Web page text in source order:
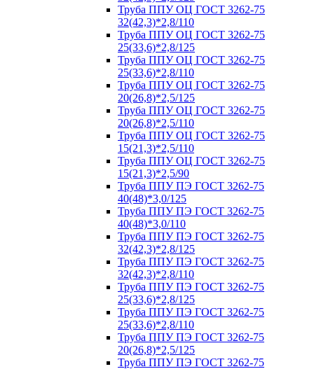
Труба ППУ ОЦ ГОСТ 3262-75
32(42,3)*2,8/110
Труба ППУ ОЦ ГОСТ 3262-75
25(33,6)*2,8/125
Труба ППУ ОЦ ГОСТ 3262-75
25(33,6)*2,8/110
Труба ППУ ОЦ ГОСТ 3262-75
20(26,8)*2,5/125
Труба ППУ ОЦ ГОСТ 3262-75
20(26,8)*2,5/110
Труба ППУ ОЦ ГОСТ 3262-75
15(21,3)*2,5/110
Труба ППУ ОЦ ГОСТ 3262-75
15(21,3)*2,5/90
Труба ППУ ПЭ ГОСТ 3262-75
40(48)*3,0/125
Труба ППУ ПЭ ГОСТ 3262-75
40(48)*3,0/110
Труба ППУ ПЭ ГОСТ 3262-75
32(42,3)*2,8/125
Труба ППУ ПЭ ГОСТ 3262-75
32(42,3)*2,8/110
Труба ППУ ПЭ ГОСТ 3262-75
25(33,6)*2,8/125
Труба ППУ ПЭ ГОСТ 3262-75
25(33,6)*2,8/110
Труба ППУ ПЭ ГОСТ 3262-75
20(26,8)*2,5/125
Труба ППУ ПЭ ГОСТ 3262-75